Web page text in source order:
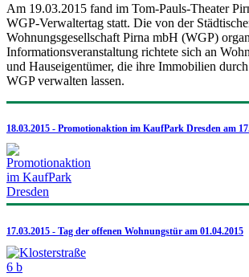
Am 19.03.2015 fand im Tom-Pauls-Theater
WGP-Verwaltertag statt. Die von der
Wohnungsgesellschaft Pirna mbH (WGP)
Informationsveranstaltung richtete sich an
und Hauseigentümer, die ihre Immobilien
WGP verwalten lassen.
18.03.2015 - Promotionaktion im KaufPark Dresden am
17.03.2015 - Tag der offenen Wohnungstür am 01.04.2015